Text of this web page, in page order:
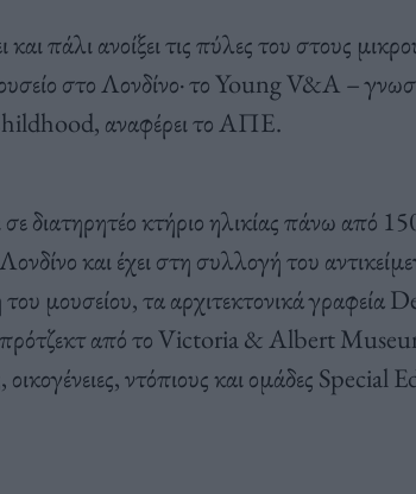
και πάλι ανοίξει τις πύλες του στους
στο Λονδίνο· το Young V&A –
αναφέρει το ΑΠΕ.
σε διατηρητέο κτήριο ηλικίας πάνω από
και έχει στη συλλογή του
του μουσείου, τα αρχιτεκτονικά
από το Victoria & Albert
οικογένειες, ντόπιους και ομάδες